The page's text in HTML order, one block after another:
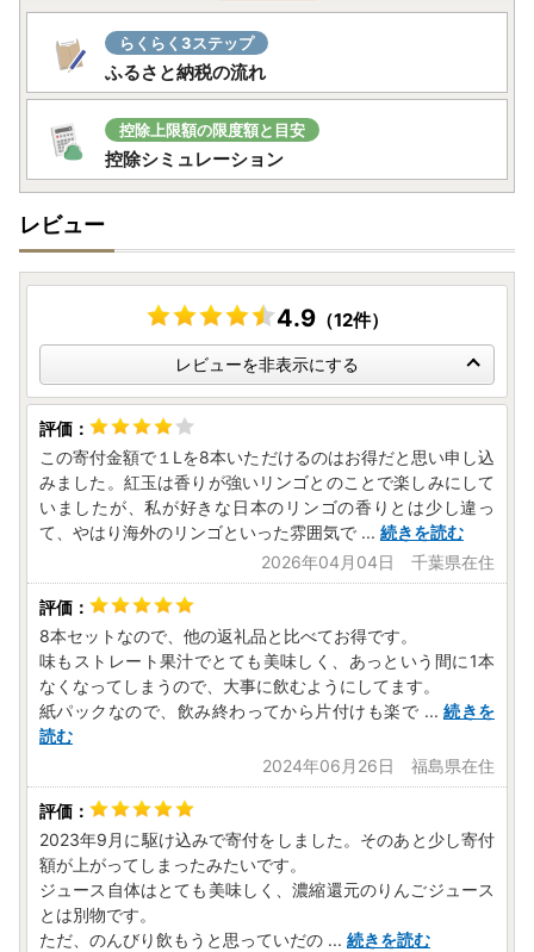
らくらく3ステップ
ふるさと納税の流れ
控除上限額の限度額と目安
控除シミュレーション
レビュー
4.9（12件）
レビューを非表示にする
この寄付金額で１Lを8本いただけるのはお得だと思い申し込
みました。紅玉は香りが強いリンゴとのことで楽しみにして
いましたが、私が好きな日本のリンゴの香りとは少し違っ
て、やはり海外のリンゴといった雰囲気で ... 続きを読む
2026年04月04日 千葉県在住
8本セットなので、他の返礼品と比べてお得です。
味もストレート果汁でとても美味しく、あっという間に1本
なくなってしまうので、大事に飲むようにしてます。
紙パックなので、飲み終わってから片付けも楽で ... 続きを
読む
2024年06月26日 福島県在住
2023年9月に駆け込みで寄付をしました。そのあと少し寄付
額が上がってしまったみたいです。
ジュース自体はとても美味しく、濃縮還元のりんごジュース
とは別物です。
ただ、のんびり飲もうと思っていだの ... 続きを読む